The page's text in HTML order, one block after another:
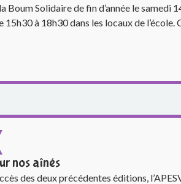
Boum Solidaire de fin d’année le samedi
15h30 à 18h30 dans les locaux de l’école.
nos aînés
des deux précédentes éditions,